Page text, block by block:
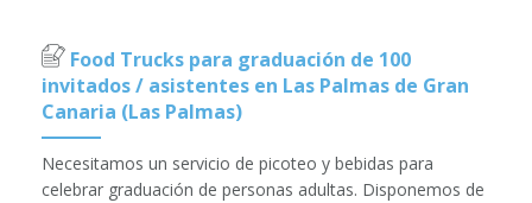
Food Trucks para graduación de 100
invitados / asistentes en Las Palmas de Gran
Canaria (Las Palmas)
Necesitamos un servicio de picoteo y bebidas para
celebrar graduación de personas adultas. Disponemos de